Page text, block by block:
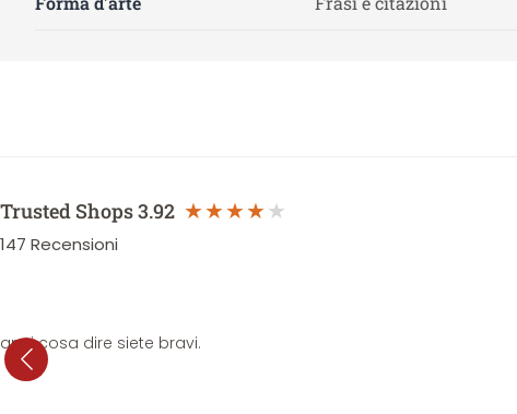
Trusted Shops3.92
147 Recensioni
cosa dire siete bravi.